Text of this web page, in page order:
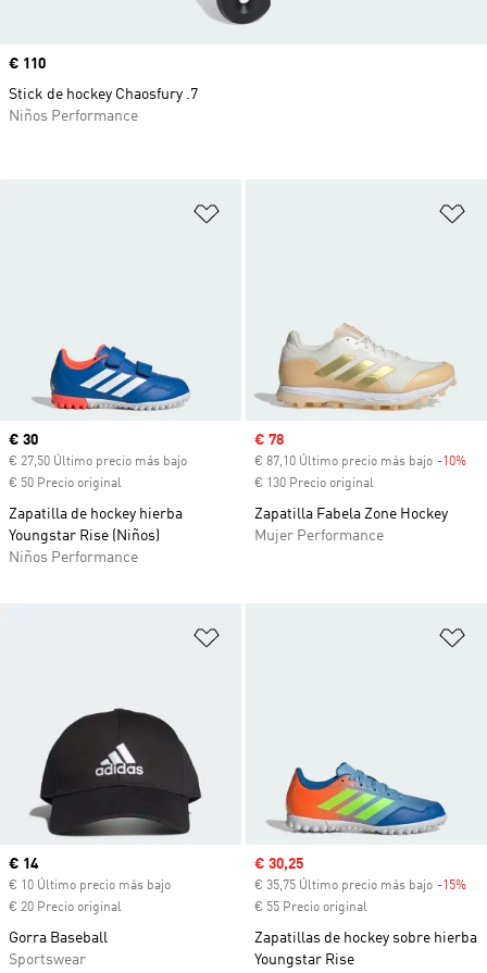
Precio actual
€ 30
€ 27,50 Último precio más bajo
€ 50 Precio original
Zapatilla de hockey hierba
Youngstar Rise (Niños)
Niños Performance
Precio de venta
€ 78
€ 87,10 Último precio más bajo -10%
€ 130 Precio original
Zapatilla Fabela Zone Hockey
Mujer Performance
Precio actual
€ 14
€ 10 Último precio más bajo
€ 20 Precio original
Gorra Baseball
Sportswear
Precio de venta
€ 30,25
€ 35,75 Último precio más bajo -15%
€ 55 Precio original
Zapatillas de hockey sobre hierba
Youngstar Rise
Precio
€ 110
Stick de hockey Chaosfury .7
Niños Performance